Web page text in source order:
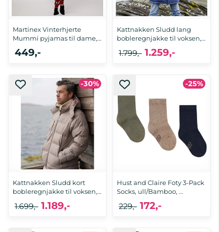
Martinex Vinterhjerte
Mummi pyjamas til dame,
Red
S, M, L
449,-
Kattnakken Sludd lang
bobleregnjakke til voksen,
1.259,-
1.799,-
-30%
Kattnakken Sludd kort
bobleregnjakke til voksen,
1.189,-
1.699,-
-25%
Hust and Claire Foty 3-Pack
Socks, ull/Bamboo, ...
172,-
229,-